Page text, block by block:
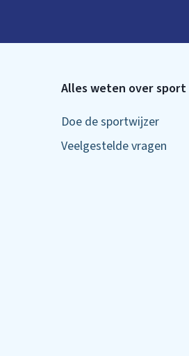
Alles weten over sport
Doe de sportwijzer
Veelgestelde vragen